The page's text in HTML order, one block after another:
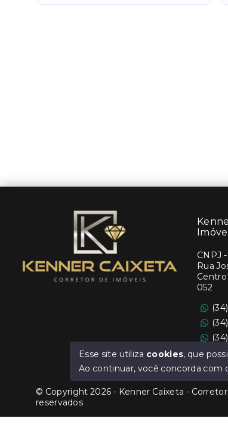
CNPJ -
Rua
052
Ver e-
© Copyright 2026 - Kenner Caixeta -
reservados
Esse site utiliza cookies, que
Ao continuar, você concorda com